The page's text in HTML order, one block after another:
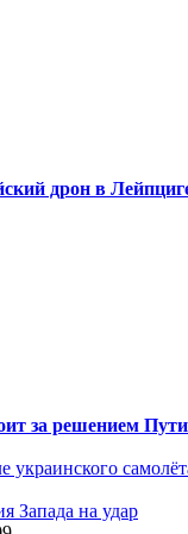
дрон в
за решением
украинского
Запада на удар